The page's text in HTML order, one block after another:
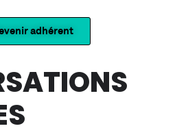
adhérent